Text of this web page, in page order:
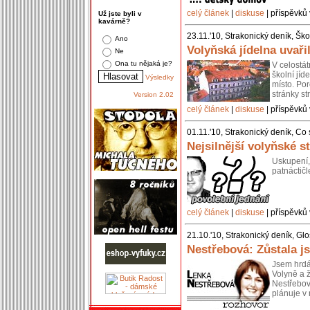
Už jste byli v
kavárně?
Ano
Ne
Ona tu nějaká je?
Výsledky
Version 2.02
celý článek diskuse |
23.11.'10, Strakonický deník,
Volyňská jídelna
V
školní
místo.
stránky
celý článek
diskuse |
01.11.'10, Strakonický deník, Co
Nejsilnější volyňské
celý článek diskuse |
21.10.'10, Strakonický deník,
Nestřebová: Zůstala
Jsem
Volyně a
plánuje v